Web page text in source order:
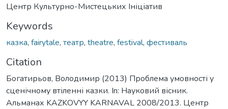
Центр Культурно-Мистецьких Ініціатив
Keywords
казка, fairytale, театр, theatre, festival, фестиваль
Citation
Богатирьов, Володимир (2013) Проблема умовності у
сценічному втіленні казки. In: Науковий вісник.
Альманах KAZKOVYY KARNAVAL 2008/2013. Центр